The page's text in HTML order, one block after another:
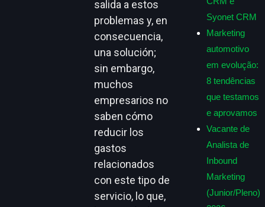
salida a estos
problemas y, en
consecuencia,
una solución;
sin embargo,
muchos
empresarios no
saben cómo
reducir los
gastos
relacionados
con este tipo de
servicio, lo que,
Syonet CRM
Marketing
automotivo
em evolução:
8 tendências
que testamos
e aprovamos
Vacante de
Analista de
Inbound
Marketing
(Junior/Pleno)